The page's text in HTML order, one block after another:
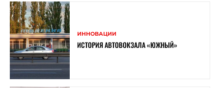
ИННОВАЦИИ
ИСТОРИЯ АВТОВОКЗАЛА «ЮЖНЫЙ»